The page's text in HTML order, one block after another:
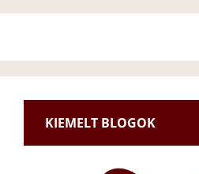
KIEMELT BLOGOK